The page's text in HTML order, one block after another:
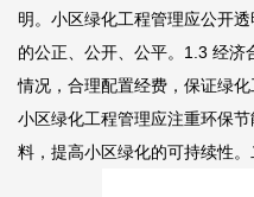
明。小区绿化工程管理应公开
的公正、公开、公平。1.3 经
情况，合理配置经费，保证绿
小区绿化工程管理应注重环保
料，提高小区绿化的可持续性